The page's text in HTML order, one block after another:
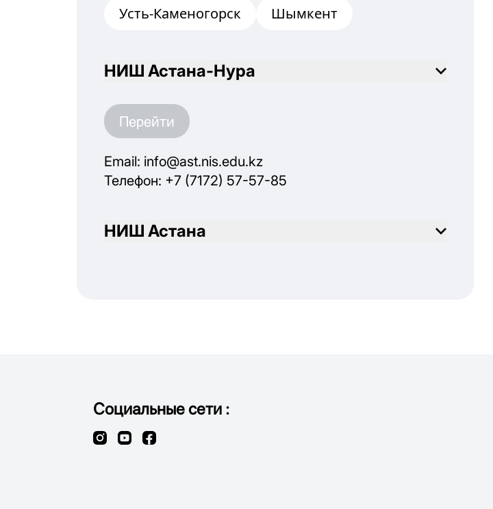
Усть-Каменогорск
Шымкент
НИШ Астана-Нура
Перейти
Email: info@ast.nis.edu.kz
Телефон: +7 (7172) 57-57-85
НИШ Астана
Социальные сети :